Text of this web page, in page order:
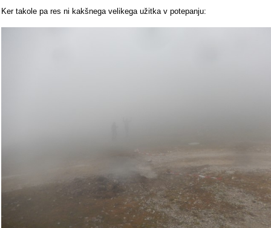
Ker takole pa res ni kakšnega velikega užitka v potepanju: